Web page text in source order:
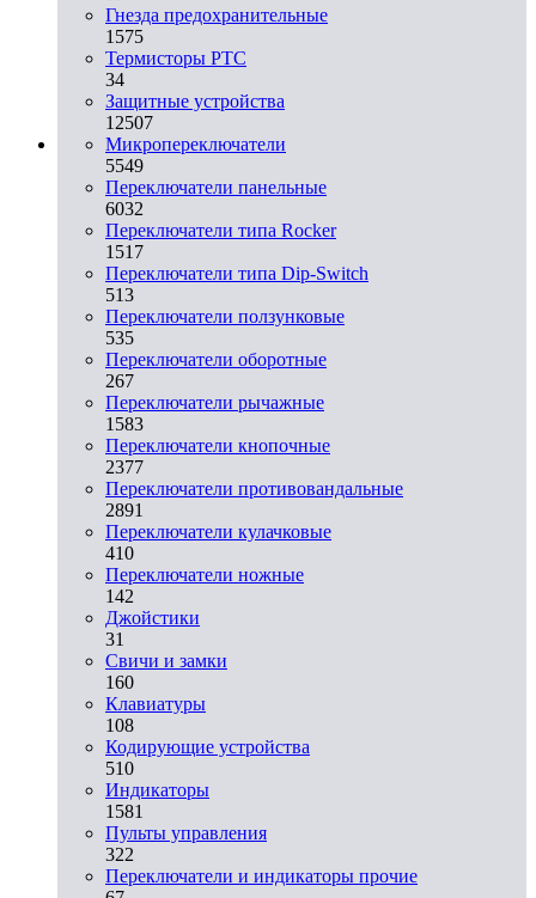
Гнезда предохранительные
1575
Термисторы PTC
34
Защитные устройства
12507
Микропереключатели
5549
Переключатели панельные
6032
Переключатели типа Rocker
1517
Переключатели типа Dip-Switch
513
Переключатели ползунковые
535
Переключатели оборотные
267
Переключатели рычажные
1583
Переключатели кнопочные
2377
Переключатели противовандальные
2891
Переключатели кулачковые
410
Переключатели ножные
142
Джойстики
31
Свичи и замки
160
Клавиатуры
108
Кодирующие устройства
510
Индикаторы
1581
Пульты управления
322
Переключатели и индикаторы прочие